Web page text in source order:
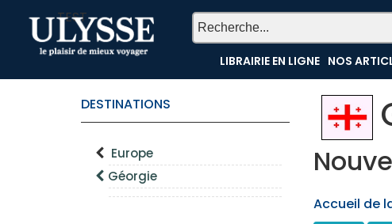
TEST
LIBRAIRIE EN LIGNE NOS
DESTINATIONS
Europe
Géorgie
Accueil de